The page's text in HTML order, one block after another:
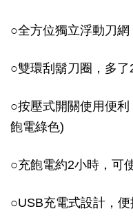
○全方位獨立浮動刀
○雙環刮鬍刀圈，多
○按壓式開關使用便
飽電綠色)
○充飽電約2小時，可
○USB充電式設計，